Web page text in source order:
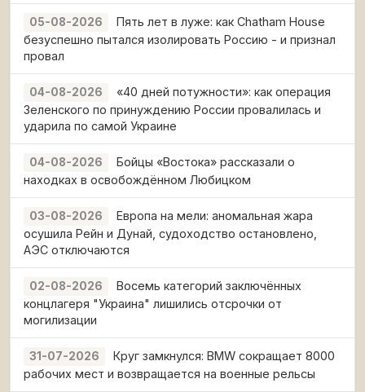
05-08-2026
Пять лет в луже: как Chatham House
безуспешно пытался изолировать Россию - и признал
провал
04-08-2026
«40 дней потужности»: как операция
Зеленского по принуждению России провалилась и
ударила по самой Украине
04-08-2026
Бойцы «Востока» рассказали о
находках в освобождённом Любицком
03-08-2026
Европа на мели: аномальная жара
осушила Рейн и Дунай, судоходство остановлено,
АЭС отключаются
02-08-2026
Восемь категорий заключённых
концлагеря "Украина" лишились отсрочки от
могилизации
31-07-2026
Круг замкнулся: BMW сокращает 8000
рабочих мест и возвращается на военные рельсы